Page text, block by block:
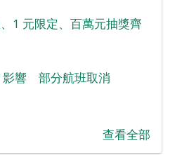
1 元限定、百萬元抽獎齊
影響 部分航班取消
查看全部